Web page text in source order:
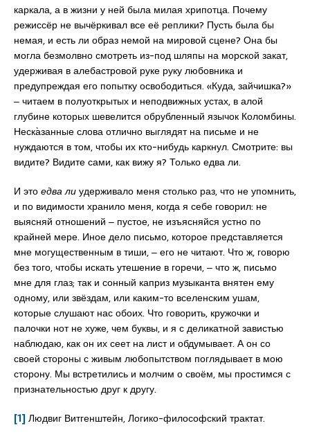
каркала, а в жизни у ней была милая хрипотца. Почему
режиссёр не вычёркивал все её реплики? Пусть была бы
немая, и есть ли образ немой на мировой сцене? Она бы
могла безмолвно смотреть из-под шляпы на морской закат,
удерживая в алебастровой руке руку любовника и
предупреждая его попытку освободиться. «Куда, зайчишка?»
‒ читаем в полуоткрытых и неподвижных устах, в алой
глубине которых шевелится обрубленный язычок Коломбины.
Неска̀занные слова отлично выглядят на письме и не
нуждаются в том, чтобы их кто-нибудь каркнул. Смотрите: вы
видите? Видите сами, как вижу я? Только едва ли.
И этоедва лиудерживало меня столько раз, что не упомнить,
и по видимости хранило меня, когда я себе говорил: не
выясняй отношений ‒ пустое, не изъясняйся устно по
крайней мере. Иное дело письмо, которое представляется
мне могущественным в тиши, ‒ его не читают. Что ж, говорю
без того, чтобы искать утешение в горечи, ‒ что ж, письмо
мне для глаз; так и сонный каприз музыканта внятен ему
одному, или звёздам, или каким-то вселенским ушам,
которые слушают нас обоих. Что говорить, кружочки и
палочки нот не хуже, чем буквы, и я с деликатной завистью
наблюдаю, как он их сеет на лист и обдумывает. А он со
своей стороны с живым любопытством поглядывает в мою
сторону. Мы встретились и молчим о своём, мы простимся с
признательностью друг к другу.
[1]Людвиг Витгенштейн, Логико-философский трактат.